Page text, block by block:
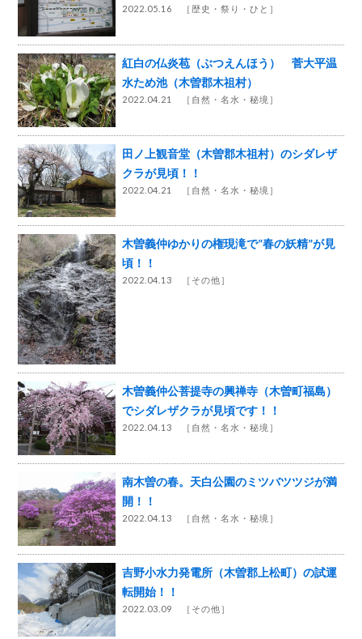
2022.05.16 ［ 歴史・祭り・ひと ］
紅白の仏炎苞（ぶつえんほう） 菅大平温
水ため池（木曽郡木祖村）
2022.04.21 ［ 自然・名水・秘境 ］
田ノ上観音堂（木曽郡木祖村）のシダレザ
クラが見頃！！
2022.04.21 ［ 自然・名水・秘境 ］
木曽義仲ゆかりの権現滝で”春の妖精”が見
頃！！
2022.04.13 ［ その他］
木曽義仲公菩提寺の興禅寺（木曽町福島）
でシダレザクラが見頃です！！
2022.04.13 ［ 自然・名水・秘境 ］
南木曽の春。天白公園のミツバツツジが満
開！！
2022.04.13 ［ 自然・名水・秘境 ］
吉野小水力発電所（木曽郡上松町）の試運
転開始！！
2022.03.09 ［ その他］